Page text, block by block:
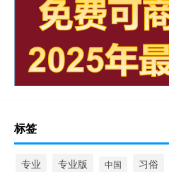
标签
专业 专业版 中国 习俗